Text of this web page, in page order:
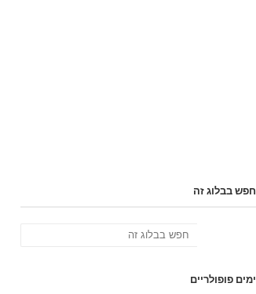
חפש בבלוג זה
ימים פופולריים